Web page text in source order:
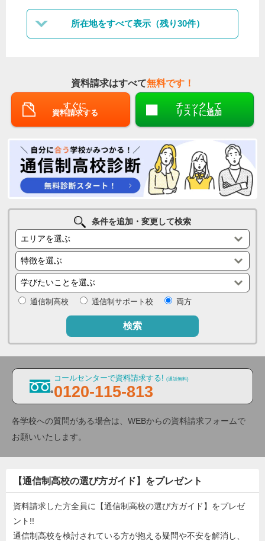
所在地をすべて表示（残り30件）
資料請求はすべて無料です！
すぐに
資料請求する
チェックして
リストに追加
条件を追加・変更して検索
通信制高校 通信制サポート校 両方
検索
コールセンターで資料請求する! (通話無料)
0120-115-813
各学校への質問がある場合は、WEBからの資料請求フォームで
お願いいたします。
【通信制高校の選び方ガイド】をプレゼント
資料請求した方全員に【通信制高校の選び方ガイド】をプレゼ
ント!!
通信制高校を検討されている方が抱える疑問や不安を解消し、